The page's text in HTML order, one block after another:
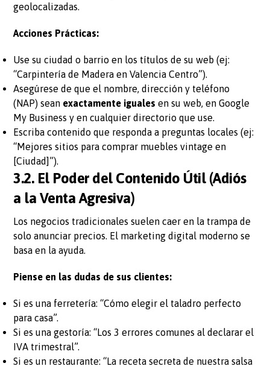
geolocalizadas.
Acciones Prácticas:
Use su ciudad o barrio en los títulos de su web (ej:
“Carpintería de Madera en Valencia Centro”).
Asegúrese de que el nombre, dirección y teléfono
(NAP) sean exactamente iguales en su web, en Google
My Business y en cualquier directorio que use.
Escriba contenido que responda a preguntas locales (ej:
“Mejores sitios para comprar muebles vintage en
[Ciudad]”).
3.2. El Poder del Contenido Útil (Adiós
a la Venta Agresiva)
Los negocios tradicionales suelen caer en la trampa de
solo anunciar precios. El marketing digital moderno se
basa en la ayuda.
Piense en las dudas de sus clientes:
Si es una ferretería: “Cómo elegir el taladro perfecto
para casa”.
Si es una gestoría: “Los 3 errores comunes al declarar el
IVA trimestral”.
Si es un restaurante: “La receta secreta de nuestra salsa